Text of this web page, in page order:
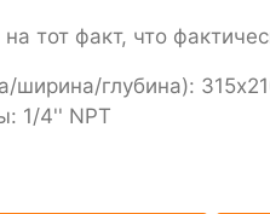
тот факт, что
ширина/глубина):
1/4'' NPT